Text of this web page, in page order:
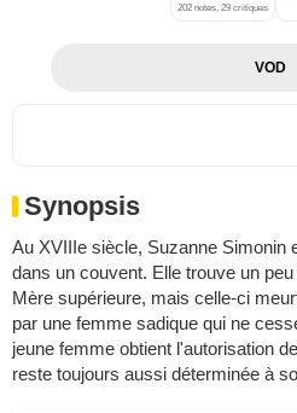
202 notes, 29 critiques
VOD
Synopsis
Au XVIIIe siècle, Suzanne Simonin
dans un couvent. Elle trouve un
Mère supérieure, mais celle-ci
par une femme sadique qui ne
jeune femme obtient l'autorisation
reste toujours aussi déterminée à